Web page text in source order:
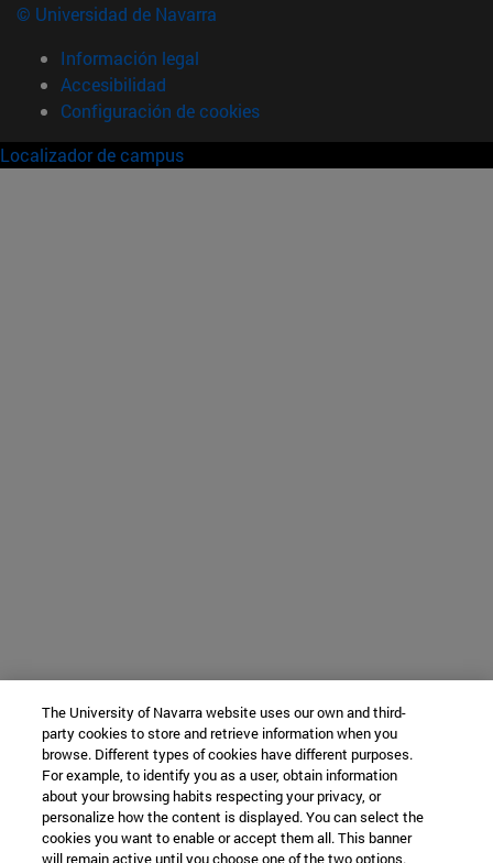
© Universidad de Navarra
Información legal
Accesibilidad
Configuración de cookies
Localizador de campus
The University of Navarra website uses our own and third-
party cookies to store and retrieve information when you
browse. Different types of cookies have different purposes.
For example, to identify you as a user, obtain information
about your browsing habits respecting your privacy, or
personalize how the content is displayed. You can select the
cookies you want to enable or accept them all. This banner
will remain active until you choose one of the two options.